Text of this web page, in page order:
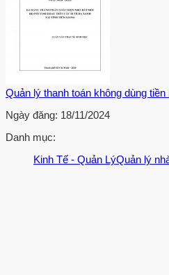
Quản lý thanh toán không dùng
Ngày đăng: 18/11/2024
Danh mục:
Kinh Tế - Quản LýQuản lý